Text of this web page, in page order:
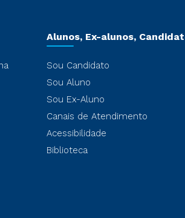
Alunos, Ex-alunos,
Sou Candidato
Sou Aluno
Sou Ex-Aluno
Canais de Atendimento
Acessibilidade
Biblioteca